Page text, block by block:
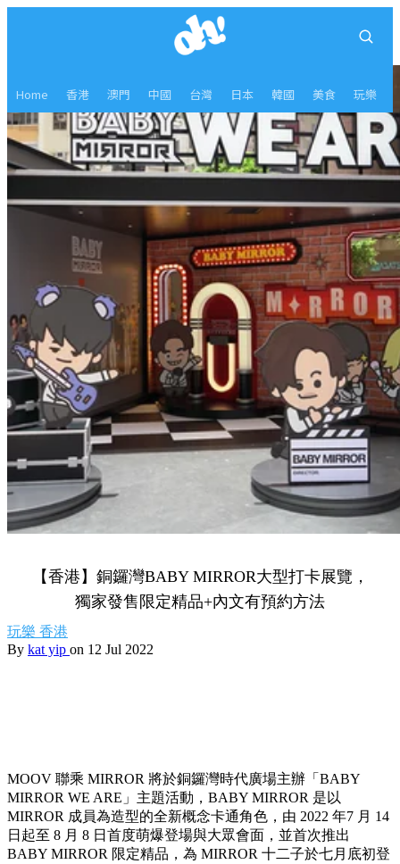
Home 香港 澳門 中國 台灣 日本 韓國 美食 玩樂
【香港】銅鑼灣BABY MIRROR大型打卡展覽，
獨家發售限定精品+內文有預約方法
玩樂 香港
By kat yip on 12 Jul 2022
MOOV 聯乘 MIRROR 將於銅鑼灣時代廣場主辦「BABY
MIRROR WE ARE」主題活動，BABY MIRROR 是以
MIRROR 成員為造型的全新概念卡通角色，由 2022 年7 月 14
日起至 8 月 8 日首度萌爆登場與大眾會面，並首次推出
BABY MIRROR 限定精品，為 MIRROR 十二子於七月底初登